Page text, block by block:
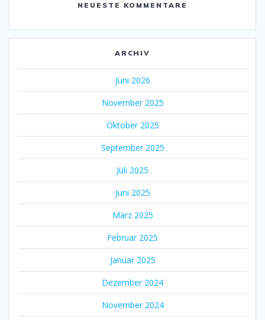
NEUESTE KOMMENTARE
ARCHIV
Juni 2026
November 2025
Oktober 2025
September 2025
Juli 2025
Juni 2025
März 2025
Februar 2025
Januar 2025
Dezember 2024
November 2024